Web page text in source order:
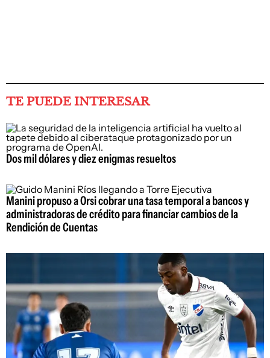
TE PUEDE INTERESAR
Dos mil dólares y diez enigmas resueltos
Manini propuso a Orsi cobrar una tasa temporal a bancos y
administradoras de crédito para financiar cambios de la
Rendición de Cuentas